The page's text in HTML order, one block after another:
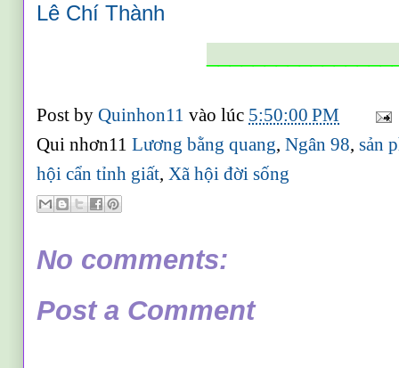
Lê Chí Thành
Post byQuinhon11vào lúc 5:50:00 PM
Qui nhơn11Lương bằng quang,Ngân 98,sản
hội cẩn tỉnh giất,Xã hội đời sống
No comments:
Post a Comment